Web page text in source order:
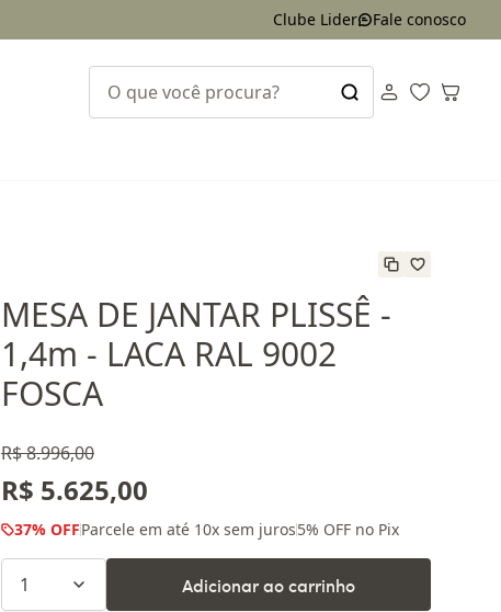
Clube Lider Fale conosco
MESA DE JANTAR PLISSÊ -
1,4m - LACA RAL 9002
FOSCA
R$ 8.996,00
R$ 5.625,00
37% OFFParcele em até 10x sem juros5% OFF no Pix
1 Adicionar ao carrinho